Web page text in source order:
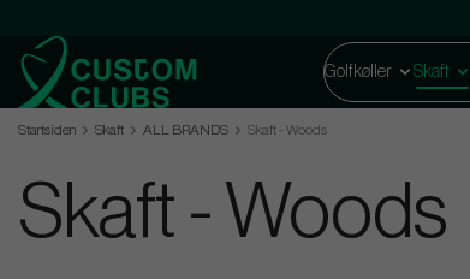
Golfkøller Skaft
Startsiden Skaft ALL BRANDS Skaft - Woods
Skaft - Woods